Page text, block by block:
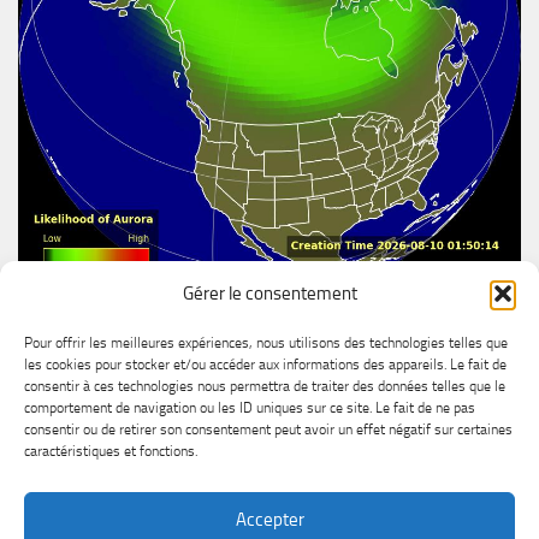
Gérer le consentement
Pour offrir les meilleures expériences, nous utilisons des technologies telles que
les cookies pour stocker et/ou accéder aux informations des appareils. Le fait de
consentir à ces technologies nous permettra de traiter des données telles que le
comportement de navigation ou les ID uniques sur ce site. Le fait de ne pas
consentir ou de retirer son consentement peut avoir un effet négatif sur certaines
caractéristiques et fonctions.
Accepter